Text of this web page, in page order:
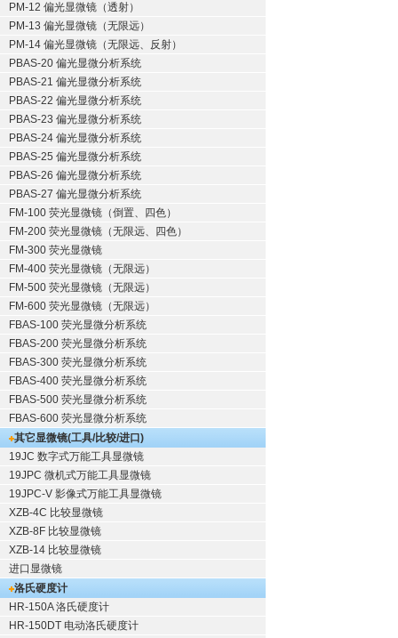
PM-12 偏光显微镜（透射）
PM-13 偏光显微镜（无限远）
PM-14 偏光显微镜（无限远、反射）
PBAS-20 偏光显微分析系统
PBAS-21 偏光显微分析系统
PBAS-22 偏光显微分析系统
PBAS-23 偏光显微分析系统
PBAS-24 偏光显微分析系统
PBAS-25 偏光显微分析系统
PBAS-26 偏光显微分析系统
PBAS-27 偏光显微分析系统
FM-100 荧光显微镜（倒置、四色）
FM-200 荧光显微镜（无限远、四色）
FM-300 荧光显微镜
FM-400 荧光显微镜（无限远）
FM-500 荧光显微镜（无限远）
FM-600 荧光显微镜（无限远）
FBAS-100 荧光显微分析系统
FBAS-200 荧光显微分析系统
FBAS-300 荧光显微分析系统
FBAS-400 荧光显微分析系统
FBAS-500 荧光显微分析系统
FBAS-600 荧光显微分析系统
其它显微镜(工具/比较/进口)
19JC 数字式万能工具显微镜
19JPC 微机式万能工具显微镜
19JPC-V 影像式万能工具显微镜
XZB-4C 比较显微镜
XZB-8F 比较显微镜
XZB-14 比较显微镜
进口显微镜
洛氏硬度计
HR-150A 洛氏硬度计
HR-150DT 电动洛氏硬度计